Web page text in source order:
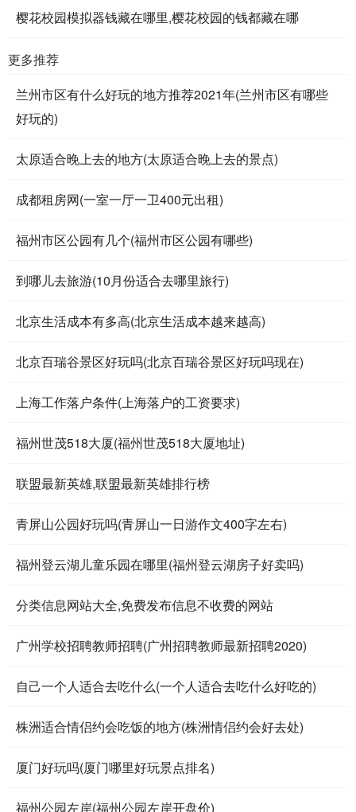
樱花校园模拟器钱藏在哪里,樱花校园的钱都藏在哪
更多推荐
兰州市区有什么好玩的地方推荐2021年(兰州市区有哪些
好玩的)
太原适合晚上去的地方(太原适合晚上去的景点)
成都租房网(一室一厅一卫400元出租)
福州市区公园有几个(福州市区公园有哪些)
到哪儿去旅游(10月份适合去哪里旅行)
北京生活成本有多高(北京生活成本越来越高)
北京百瑞谷景区好玩吗(北京百瑞谷景区好玩吗现在)
上海工作落户条件(上海落户的工资要求)
福州世茂518大厦(福州世茂518大厦地址)
联盟最新英雄,联盟最新英雄排行榜
青屏山公园好玩吗(青屏山一日游作文400字左右)
福州登云湖儿童乐园在哪里(福州登云湖房子好卖吗)
分类信息网站大全,免费发布信息不收费的网站
广州学校招聘教师招聘(广州招聘教师最新招聘2020)
自己一个人适合去吃什么(一个人适合去吃什么好吃的)
株洲适合情侣约会吃饭的地方(株洲情侣约会好去处)
厦门好玩吗(厦门哪里好玩景点排名)
福州公园左岸(福州公园左岸开盘价)